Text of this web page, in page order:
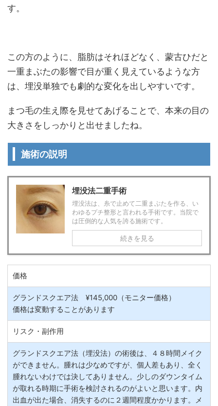
す。
この方のように、脂肪はそれほどなく、蒙古ひだと
一重まぶたの影響で目が重く見えているような方
は、埋没単独でも劇的な変化を出しやすいです。
まつ毛の生え際を見せてあげることで、本来の目の
大きさをしっかりと出せましたね。
施術の説明
埋没法二重手術
埋没法は、糸で止めて二重まぶたを作る、い
わゆるプチ整形と言われる手術です。当院で
は圧倒的な人気を誇る施術です。
続きを見る
価格
グランドスクエア法 ¥145,000（モニター価格）
価格は変動することがあります
リスク・副作用
グランドスクエア法（埋没法）の術後は、４８時間メイク
ができません。腫れは少なめですが、個人差もあり、全く
腫れないわけでは決してありません。少しのダウンタイム
が取れる時期に手術を検討されるのがよいと思います。内
出血が出た場合、消失するのに２週間程度かかります。メ